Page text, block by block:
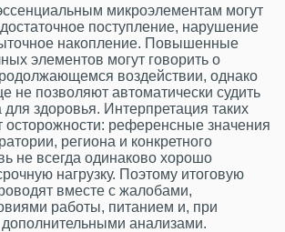
микроэлементам могут
поступление, нарушение
накопление. Повышенные
элементов могут говорить о
воздействии, однако
не позволяют автоматически судить
здоровья. Интерпретация таких
осторожности: референсные значения
региона и конкретного
не всегда одинаково хорошо
нагрузку. Поэтому итоговую
вместе с жалобами,
работы, питанием и, при
анализами.